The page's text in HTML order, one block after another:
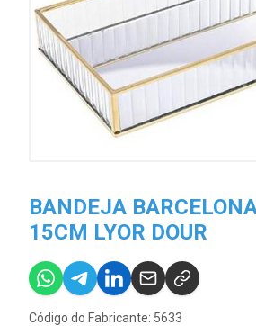
BANDEJA
15CM LYOR DOUR
Código do Fabricante: 5633